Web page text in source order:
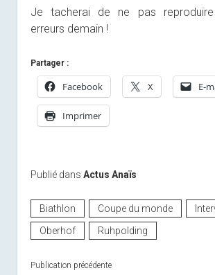
Je tacherai de ne pas
erreurs demain !
Partager :
Facebook X E-
Imprimer
Publié dans Actus Anaïs
Biathlon Coupe du monde
Oberhof
Ruhpolding
Publication précédente